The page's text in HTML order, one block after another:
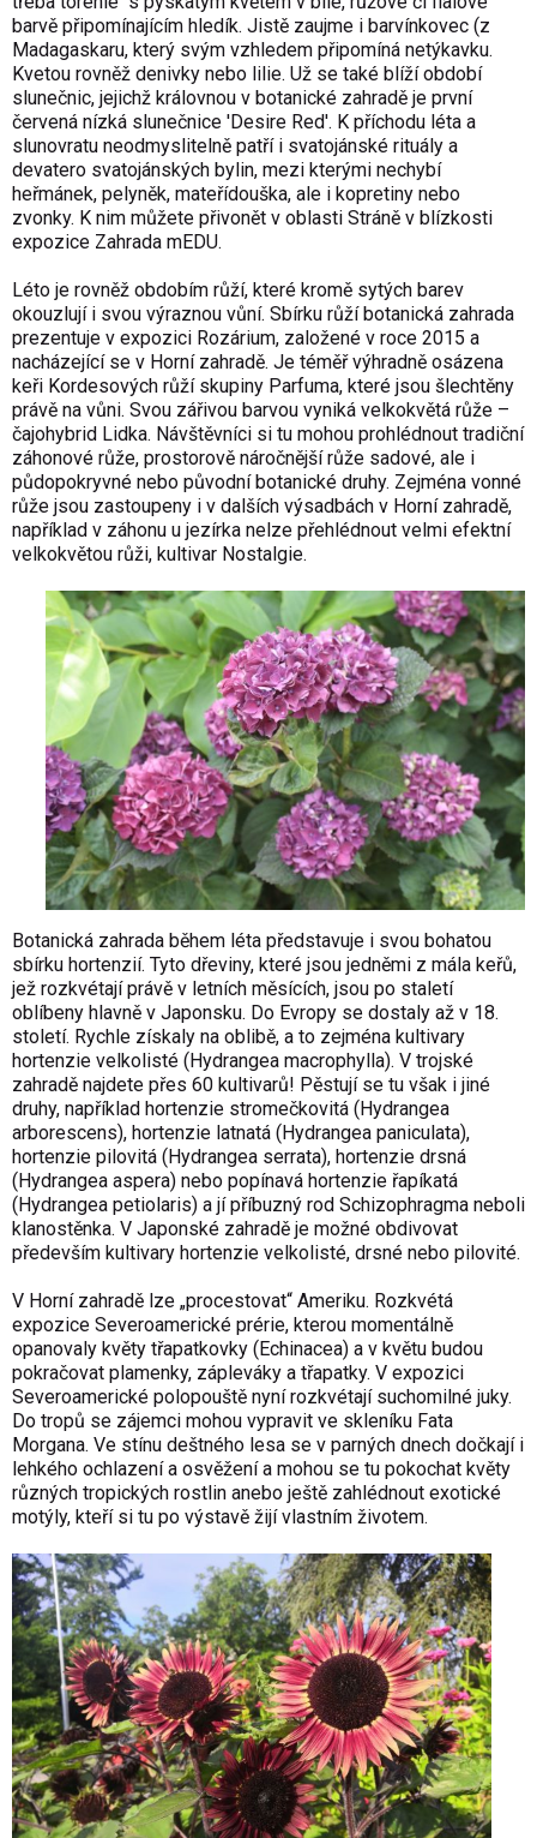
barvě připomínajícím hledík. Jistě zaujme i barvínkovec (z
Madagaskaru, který svým vzhledem připomíná netýkavku.
Kvetou rovněž denivky nebo lilie. Už se také blíží období
slunečnic, jejichž královnou v botanické zahradě je první
červená nízká slunečnice 'Desire Red'. K příchodu léta a
slunovratu neodmyslitelně patří i svatojánské rituály a
devatero svatojánských bylin, mezi kterými nechybí
heřmánek, pelyněk, mateřídouška, ale i kopretiny nebo
zvonky. K nim můžete přivonět v oblasti Stráně v blízkosti
expozice Zahrada mEDU.
Léto je rovněž obdobím růží, které kromě sytých barev
okouzlují i svou výraznou vůní. Sbírku růží botanická zahrada
prezentuje v expozici Rozárium, založené v roce 2015 a
nacházející se v Horní zahradě. Je téměř výhradně osázena
keři Kordesových růží skupiny Parfuma, které jsou šlechtěny
právě na vůni. Svou zářivou barvou vyniká velkokvětá růže –
čajohybrid Lidka. Návštěvníci si tu mohou prohlédnout tradiční
záhonové růže, prostorově náročnější růže sadové, ale i
půdopokryvné nebo původní botanické druhy. Zejména vonné
růže jsou zastoupeny i v dalších výsadbách v Horní zahradě,
například v záhonu u jezírka nelze přehlédnout velmi efektní
velkokvětou růži, kultivar Nostalgie.
Botanická zahrada během léta představuje i svou bohatou
sbírku hortenzií. Tyto dřeviny, které jsou jedněmi z mála keřů,
jež rozkvétají právě v letních měsících, jsou po staletí
oblíbeny hlavně v Japonsku. Do Evropy se dostaly až v 18.
století. Rychle získaly na oblibě, a to zejména kultivary
hortenzie velkolisté (Hydrangea macrophylla). V trojské
zahradě najdete přes 60 kultivarů! Pěstují se tu však i jiné
druhy, například hortenzie stromečkovitá (Hydrangea
arborescens), hortenzie latnatá (Hydrangea paniculata),
hortenzie pilovitá (Hydrangea serrata), hortenzie drsná
(Hydrangea aspera) nebo popínavá hortenzie řapíkatá
(Hydrangea petiolaris) a jí příbuzný rod Schizophragma neboli
klanostěnka. V Japonské zahradě je možné obdivovat
především kultivary hortenzie velkolisté, drsné nebo pilovité.
V Horní zahradě lze „procestovat“ Ameriku. Rozkvétá
expozice Severoamerické prérie, kterou momentálně
opanovaly květy třapatkovky (Echinacea) a v květu budou
pokračovat plamenky, zápleváky a třapatky. V expozici
Severoamerické polopouště nyní rozkvétají suchomilné juky.
Do tropů se zájemci mohou vypravit ve skleníku Fata
Morgana. Ve stínu deštného lesa se v parných dnech dočkají i
lehkého ochlazení a osvěžení a mohou se tu pokochat květy
různých tropických rostlin anebo ještě zahlédnout exotické
motýly, kteří si tu po výstavě žijí vlastním životem.